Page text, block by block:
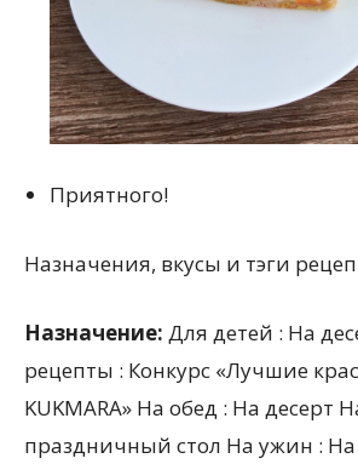
Приятного!
Назначения, вкусы и тэги
Назначение: Для детей : На
рецепты : Конкурс «Лучшие
KUKMARA» На обед : На десерт
праздничный стол На ужин : На